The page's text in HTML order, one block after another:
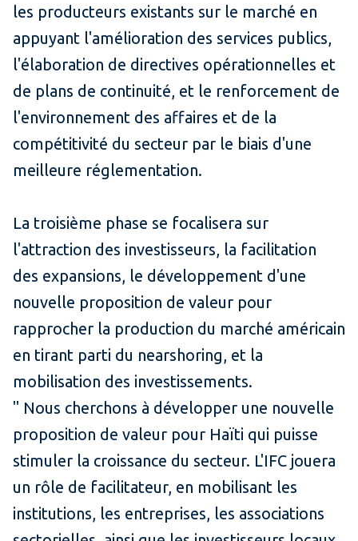
les producteurs existants sur le marché en
appuyant l'amélioration des services publics,
l'élaboration de directives opérationnelles et
de plans de continuité, et le renforcement de
l'environnement des affaires et de la
compétitivité du secteur par le biais d'une
meilleure réglementation.
La troisième phase se focalisera sur
l'attraction des investisseurs, la facilitation
des expansions, le développement d'une
nouvelle proposition de valeur pour
rapprocher la production du marché américain
en tirant parti du nearshoring, et la
mobilisation des investissements.
" Nous cherchons à développer une nouvelle
proposition de valeur pour Haïti qui puisse
stimuler la croissance du secteur. L'IFC jouera
un rôle de facilitateur, en mobilisant les
institutions, les entreprises, les associations